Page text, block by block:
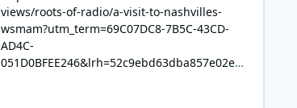
views/roots-of-radio/a-visit-to-nashvilles-
wsmam?utm_term=69C07DC8-7B5C-43CD-
AD4C-
051D0BFEE246&lrh=52c9ebd63dba857e02ec